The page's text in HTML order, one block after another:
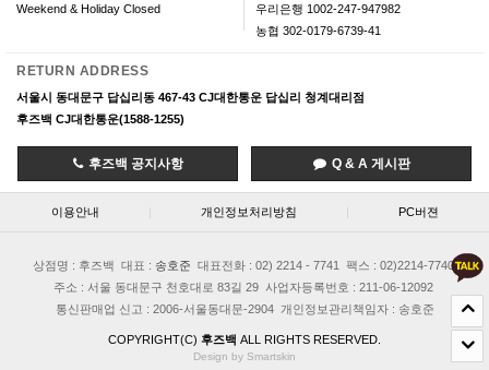
Weekend & Holiday Closed
우리은행 1002-247-947982
농협 302-0179-6739-41
RETURN ADDRESS
서울시 동대문구 답십리동 467-43 CJ대한통운 답십리 청계대리점
후즈백 CJ대한통운(1588-1255)
후즈백 공지사항 Q & A 게시판
이용안내 | 개인정보처리방침 | PC버젼
상점명 : 후즈백 대표 : 송호준 대표전화 : 02) 2214 - 7741
팩스 : 02)2214-7740
주소 : 서울 동대문구 천호대로 83길 29
사업자등록번호 : 211-06-12092
통신판매업 신고 : 2006-서울동대문-2904
개인정보관리책임자 : 송호준
COPYRIGHT(C) 후즈백 ALL RIGHTS RESERVED.